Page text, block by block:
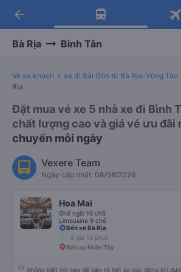
Tải app Vexere ngay!
Nhận ưu đãi thành viên độc
Tải app Vexere
-30k/ghế khi đặt vé máy bay
arrow_back
Bà Rịa Bình Tân
Vé xe khách xe đi Sài Gòn từ Bà Rịa-Vũng Tàu
Rịa
Đặt mua vé xe 5 nhà xe đi Bình
chất lượng cao và giá vé ưu đãi
chuyến mỗi ngày
Vexere Team
Ngày cập nhật: 08/08/2026
Hoa Mai
Ghế ngồi 16 chỗ
Limousine 9 chỗ
Bến xe Bà Rịa
2 giờ 15 phút
Bến xe Miền Tây
không biết nói sao để bày tỏ hết sự xúc động khi